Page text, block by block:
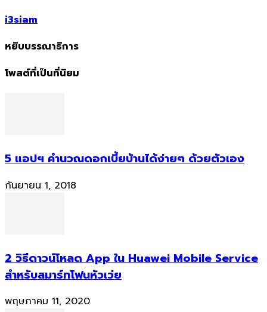
i3siam
หยิบบรรณาธิการ
โพสต์ที่เป็นที่นิยม
5 แอปฯ คำนวณดอกเบี้ยบ้านได้ง่ายๆ ด้วยตัวเอง
กันยายน 1, 2018
2 วิธีดาวน์โหลด App ใน Huawei Mobile Service
สำหรับสมาร์ทโฟนหัวเว่ย
พฤษภาคม 11, 2020